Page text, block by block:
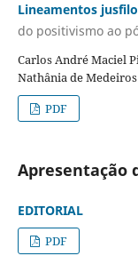
Lineamentos
do positivismo ao
Carlos André Maciel
Nathânia de
PDF
Apresentação
EDITORIAL
PDF